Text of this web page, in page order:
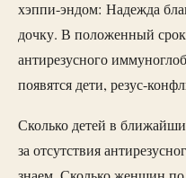
хэппи-эндом: Надежда
дочку. В положенный
антирезусного
появятся дети, резус-
Сколько детей в
за отсутствия